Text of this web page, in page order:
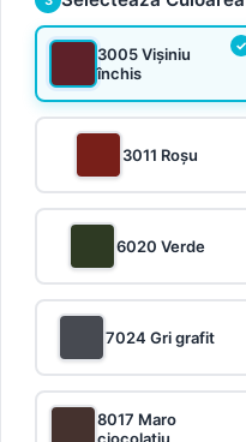
3005 Vișiniu
închis
3011 Roșu
6020 Verde
7024 Gri grafit
8017 Maro
ciocolatiu